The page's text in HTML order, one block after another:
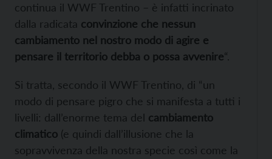
continua il WWF Trentino – è infatti incrinato
dalla radicata convinzione che nessun
cambiamento nel nostro modo di agire e
pensare il territorio debba o possa avvenire“.
Si tratta, secondo il WWF Trentino, di “un
modo di pensare pigro che si manifesta a tutti i
livelli: dall’enorme tema del cambiamento
climatico (e quindi dall’illusione che la
sopravvivenza della nostra specie così come la